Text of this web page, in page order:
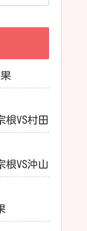
根VS村田
根VS沖山